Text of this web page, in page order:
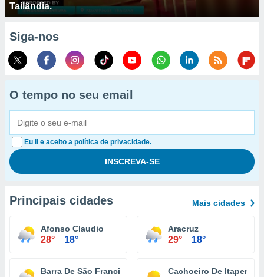
Tailândia.
Siga-nos
O tempo no seu email
Eu li e aceito a política de privacidade.
Principais cidades Mais cidades
Afonso Claudio
28° 18°
Aracruz
29° 18°
Barra De São Francisco Cachoeiro De